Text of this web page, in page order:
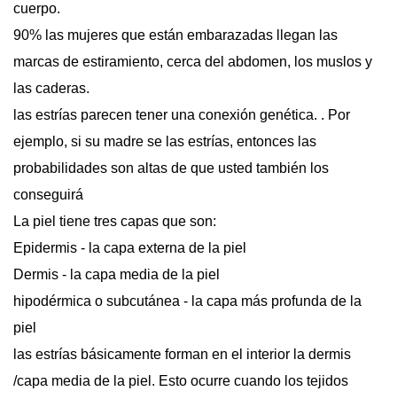
cuerpo.
90% las mujeres que están embarazadas llegan las
marcas de estiramiento, cerca del abdomen, los muslos y
las caderas.
las estrías parecen tener una conexión genética. . Por
ejemplo, si su madre se las estrías, entonces las
probabilidades son altas de que usted también los
conseguirá
La piel tiene tres capas que son:
Epidermis - la capa externa de la piel
Dermis - la capa media de la piel
hipodérmica o subcutánea - la capa más profunda de la
piel
las estrías básicamente forman en el interior la dermis
/capa media de la piel. Esto ocurre cuando los tejidos